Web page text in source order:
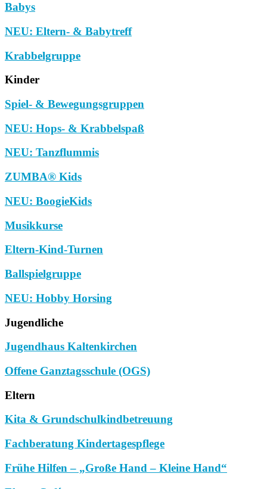
Babys
NEU: Eltern- & Babytreff
Krabbelgruppe
Kinder
Spiel- & Bewegungsgruppen
NEU: Hops- & Krabbelspaß
NEU: Tanzflummis
ZUMBA® Kids
NEU: BoogieKids
Musikkurse
Eltern-Kind-Turnen
Ballspielgruppe
NEU: Hobby Horsing
Jugendliche
Jugendhaus Kaltenkirchen
Offene Ganztagsschule (OGS)
Eltern
Kita & Grundschulkindbetreuung
Fachberatung Kindertagespflege
Frühe Hilfen – „Große Hand – Kleine Hand“